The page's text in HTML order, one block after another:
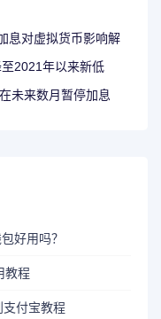
息对虚拟货币影响解
2021年以来新低
未来数月暂停加息
好用吗？
教程
支付宝教程